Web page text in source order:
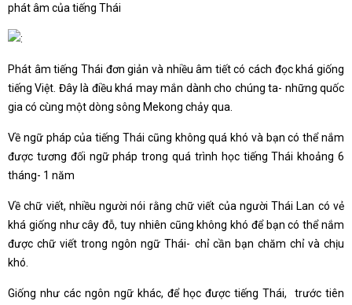
phát âm của tiếng Thái
Phát âm tiếng Thái đơn giản và nhiều âm tiết có cách đọc khá giống
tiếng Việt. Đây là điều khá may mắn dành cho chúng ta- những quốc
gia có cùng một dòng sông Mekong chảy qua.
Về ngữ pháp của tiếng Thái cũng không quá khó và bạn có thể nắm
được tương đối ngữ pháp trong quá trình học tiếng Thái khoảng 6
tháng- 1 năm
Về chữ viết, nhiều người nói rằng chữ viết của người Thái Lan có vẻ
khá giống như cây đỗ, tuy nhiên cũng không khó để bạn có thể nắm
được chữ viết trong ngôn ngữ Thái- chỉ cần bạn chăm chỉ và chịu
khó.
Giống như các ngôn ngữ khác, để học được tiếng Thái, trước tiên